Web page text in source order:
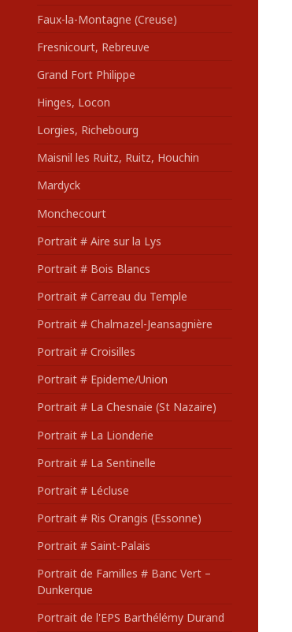
Faux-la-Montagne (Creuse)
Fresnicourt, Rebreuve
Grand Fort Philippe
Hinges, Locon
Lorgies, Richebourg
Maisnil les Ruitz, Ruitz, Houchin
Mardyck
Monchecourt
Portrait # Aire sur la Lys
Portrait # Bois Blancs
Portrait # Carreau du Temple
Portrait # Chalmazel-Jeansagnière
Portrait # Croisilles
Portrait # Epideme/Union
Portrait # La Chesnaie (St Nazaire)
Portrait # La Lionderie
Portrait # La Sentinelle
Portrait # Lécluse
Portrait # Ris Orangis (Essonne)
Portrait # Saint-Palais
Portrait de Familles # Banc Vert –
Dunkerque
Portrait de l'EPS Barthélémy Durand